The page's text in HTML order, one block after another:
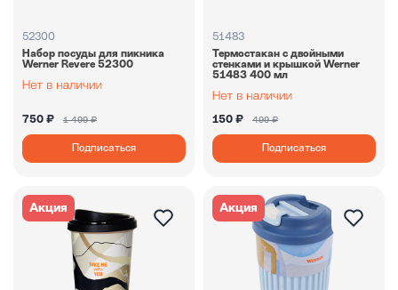
52300
Набор посуды для пикника
Werner Revere 52300
750 ₽ 1 499 ₽
Подписаться
51483
Термостакан с двойными
стенками и крышкой Werner
51483 400 мл
150 ₽ 499 ₽
Подписаться
Акция Акция